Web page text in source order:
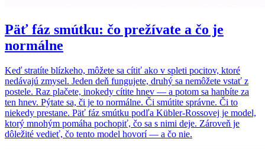
Päť fáz smútku: čo prežívate a čo je
normálne
Keď stratíte blízkeho, môžete sa cítiť ako v spleti pocitov, ktoré
nedávajú zmysel. Jeden deň fungujete, druhý sa nemôžete vstať z
postele. Raz plačete, inokedy cítite hnev — a potom sa hanbíte za
ten hnev. Pýtate sa, či je to normálne. Či smútite správne. Či to
niekedy prestane. Päť fáz smútku podľa Kübler-Rossovej je model,
ktorý mnohým pomáha pochopiť, čo sa s nimi deje. Zároveň je
dôležité vedieť, čo tento model hovorí — a čo nie.